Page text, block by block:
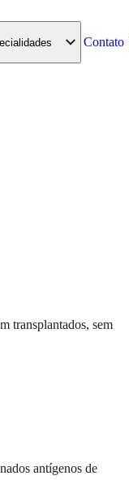
Contato
transplantados, sem
antígenos de